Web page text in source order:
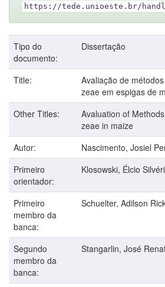
https://tede.unioeste.br/
Tipo do
documento:
Dissertação
Title:
Avaliação de
zeae em espigas de
Other Titles:
Avaluation of
zeae in maize
Autor:
Nascimento, Josiel
Primeiro
orientador:
Klosowski, Élcio
Primeiro
membro da
banca:
Schuelter, Adilson
Segundo
membro da
banca:
Stangarlin, José